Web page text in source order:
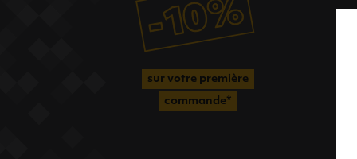
sur votre première
commande*